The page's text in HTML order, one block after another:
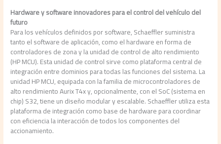
Hardware y software innovadores para el control del vehículo del
futuro
Para los vehículos definidos por software, Schaeffler suministra
tanto el software de aplicación, como el hardware en forma de
controladores de zona y la unidad de control de alto rendimiento
(HP MCU). Esta unidad de control sirve como plataforma central de
integración entre dominios para todas las funciones del sistema. La
unidad HP MCU, equipada con la familia de microcontroladores de
alto rendimiento Aurix T4x y, opcionalmente, con el SoC (sistema en
chip) S32, tiene un diseño modular y escalable. Schaeffler utiliza esta
plataforma de integración como base de hardware para coordinar
con eficiencia la interacción de todos los componentes del
accionamiento.